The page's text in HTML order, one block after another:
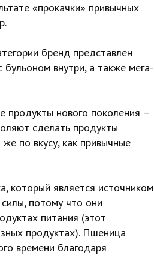
«прокачки» привычных
бренд представлен
внутри, а также мега-
продукты нового поколения –
сделать продукты
по вкусу, как привычные
который является источником
потому что они
питания (этот
продуктах). Пшеница
времени благодаря